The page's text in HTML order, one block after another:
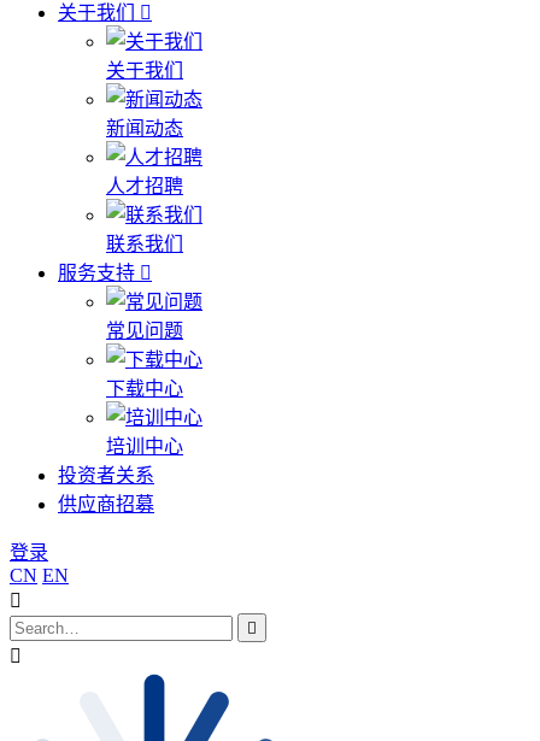
关于我们
关于我们
新闻动态
人才招聘
联系我们
服务支持
常见问题
下载中心
培训中心
投资者关系
供应商招募
登录
CN EN